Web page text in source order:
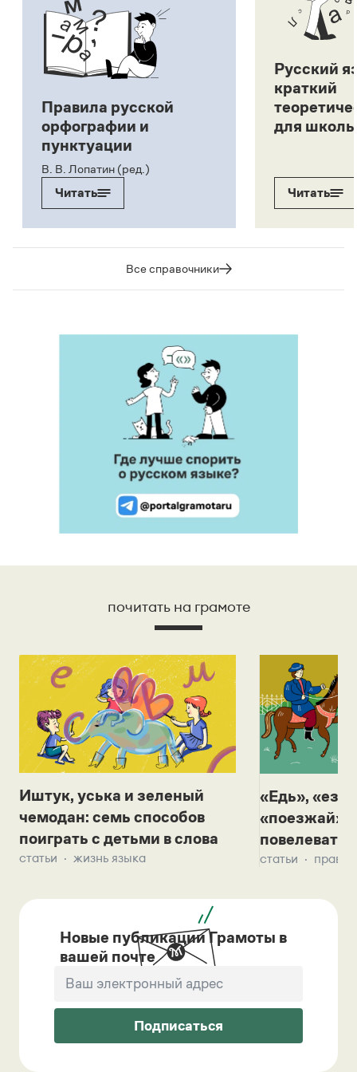
Правила русской
орфографии и
пунктуации
В. В. Лопатин (ред.)
Читать
Русский
краткий
для
Читать
Все справочники
почитать на грамоте
Иштук, уська и зеленый
чемодан: семь способов
поиграть с детьми в слова
статьи жизнь языка
«Едь»,
«поезжай»?
повелевать
статьи
Новые публикации Грамоты в
вашей почте
Подписаться